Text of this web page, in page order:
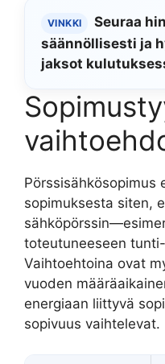
VINKKI
Seuraa
säännöllisesti ja
jaksot
Pörssisähkösopimus
sopimuksesta siten,
toteutuneeseen
Vaihtoehtoina ovat
vuoden
energiaan liittyvä
sopivuus vaihtelevat.